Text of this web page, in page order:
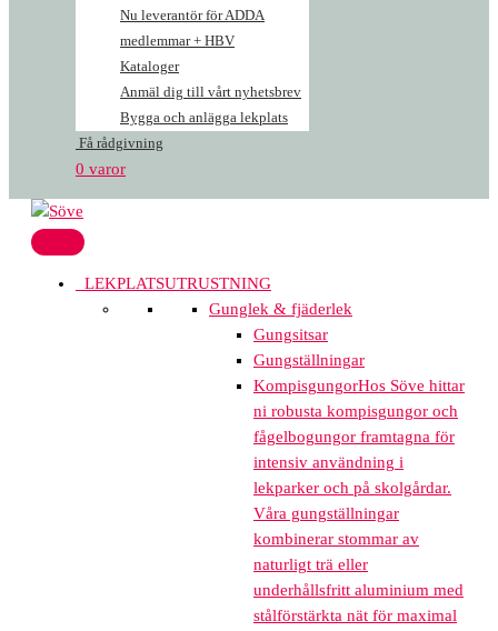
Nu leverantör för ADDA
medlemmar + HBV
Kataloger
Anmäl dig till vårt nyhetsbrev
Bygga och anlägga lekplats
Få rådgivning
0 varor
LEKPLATSUTRUSTNING
Gunglek & fjäderlek
Gungsitsar
Gungställningar
KompisgungorHos Söve hittar
ni robusta kompisgungor och
fågelbogungor framtagna för
intensiv användning i
lekparker och på skolgårdar.
Våra gungställningar
kombinerar stommar av
naturligt trä eller
underhållsfritt aluminium med
stålförstärkta nät för maximal